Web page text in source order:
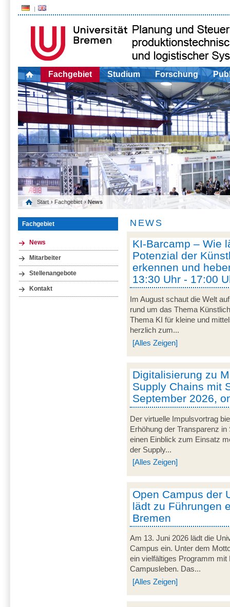
Fachgebiet Studium Forschung
Start › Fachgebiet › News
Fachgebiet
News
Mitarbeiter
Stellenangebote
Kontakt
NEWS
KI-Barcamp – Wie
Potenzial der
erkennen und
13:30 Uhr - 17:00
Im August schaut die Welt
rund um das Thema
Thema KI für kleine und
herzlich zum...
[Alles Zeigen]
Digitalisierung zu
Supply Chains mit
September 2026,
Der virtuelle Impulsvortrag
Erhöhung der Transparenz
einen Einblick zum Einsatz
der Supply...
[Alles Zeigen]
Open Campus der
lädt zu Führungen
Bremen
Am 13. Juni 2026 lädt die
Campus ein. Unter dem
ein vielfältiges Programm
Campusleben. Das...
[Alles Zeigen]